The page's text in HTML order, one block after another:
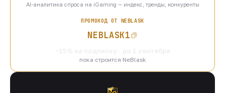
AI-аналитика спроса на iGaming — индекс, тренды, конкуренты
ПРОМОКОД ОТ NEBLASK
NEBLASK1
пока строится NeBlask